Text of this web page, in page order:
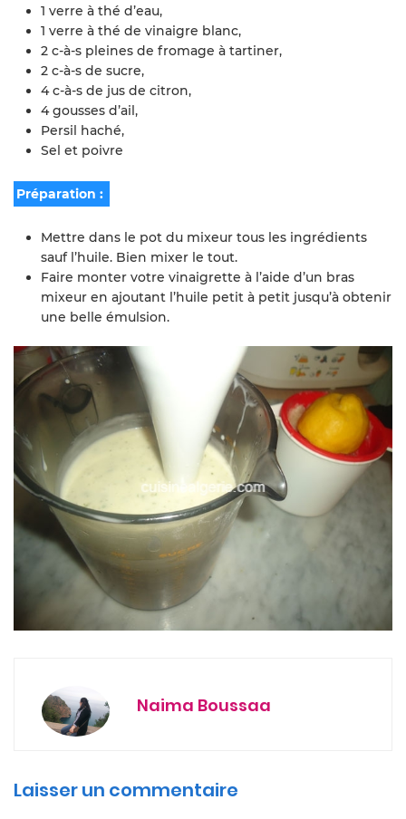
1 verre à thé d’eau,
1 verre à thé de vinaigre blanc,
2 c-à-s pleines de fromage à tartiner,
2 c-à-s de sucre,
4 c-à-s de jus de citron,
4 gousses d’ail,
Persil haché,
Sel et poivre
Préparation :
Mettre dans le pot du mixeur tous les ingrédients
sauf l’huile. Bien mixer le tout.
Faire monter votre vinaigrette à l’aide d’un bras
mixeur en ajoutant l’huile petit à petit jusqu’à obtenir
une belle émulsion.
Naima Boussaa
Laisser un commentaire